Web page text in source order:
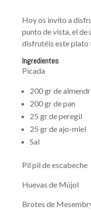
Hoy os invito a
punto de vista, el de
disfrutéis este plato
Ingredientes
Picada
200 gr de
200 gr de pan
25 gr de peregil
25 gr de ajo-miel
Sal
Pil pil de escabeche
Huevas de Mújol
Brotes de